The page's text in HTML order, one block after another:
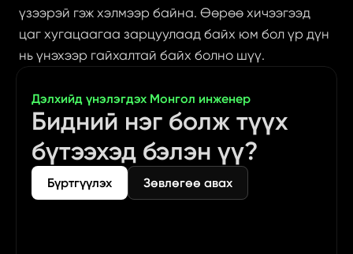
үзээрэй гэж хэлмээр байна. Өөрөө хичээгээд
цаг хугацаагаа зарцуулаад байх юм бол үр дүн
нь үнэхээр гайхалтай байх болно шүү.
Дэлхийд үнэлэгдэх Монгол инженер
Бидний нэг болж түүх
бүтээхэд бэлэн үү?
Бүртгүүлэх Зөвлөгөө авах